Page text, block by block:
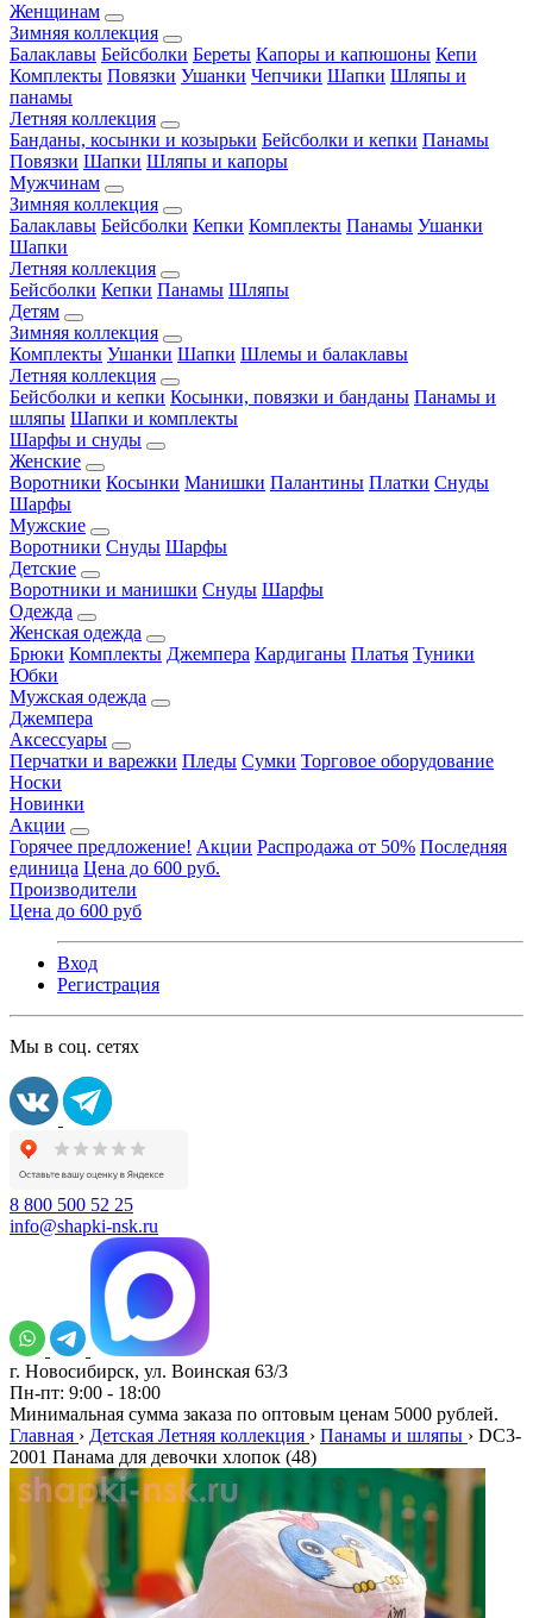
Женщинам
Зимняя коллекция
Балаклавы Бейсболки Береты Капоры и капюшоны Кепи
Комплекты Повязки Ушанки Чепчики Шапки Шляпы и
панамы
Летняя коллекция
Банданы, косынки и козырьки Бейсболки и кепки Панамы
Повязки Шапки Шляпы и капоры
Мужчинам
Зимняя коллекция
Балаклавы Бейсболки Кепки Комплекты Панамы Ушанки
Шапки
Летняя коллекция
Бейсболки Кепки Панамы Шляпы
Детям
Зимняя коллекция
Комплекты Ушанки Шапки Шлемы и балаклавы
Летняя коллекция
Бейсболки и кепки Косынки, повязки и банданы Панамы и
шляпы Шапки и комплекты
Шарфы и снуды
Женские
Воротники Косынки Манишки Палантины Платки Снуды
Шарфы
Мужские
Воротники Снуды Шарфы
Детские
Воротники и манишки Снуды Шарфы
Одежда
Женская одежда
Брюки Комплекты Джемпера Кардиганы Платья Туники
Юбки
Мужская одежда
Джемпера
Аксессуары
Перчатки и варежки Пледы Сумки Торговое оборудование
Носки
Новинки
Акции
Горячее предложение! Акции Распродажа от 50% Последняя
единица Цена до 600 руб.
Производители
Цена до 600 руб
Вход
Регистрация
Мы в соц. сетях
8 800 500 52 25
info@shapki-nsk.ru
г. Новосибирск, ул. Воинская 63/3
Пн-пт: 9:00 - 18:00
Минимальная сумма заказа по оптовым ценам 5000 рублей.
Главная › Детская Летняя коллекция › Панамы и шляпы › DC3-
2001 Панама для девочки хлопок (48)